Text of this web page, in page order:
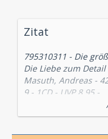
Zitat
795310311 - Die
Die Liebe zum Detail
Masuth, Andreas -
9 - 1CD - UVP 8,95 -